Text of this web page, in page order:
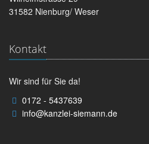
31582 Nienburg/ Weser
Kontakt
Wir sind für Sie da!
0172 - 5437639
info@kanzlei-siemann.de